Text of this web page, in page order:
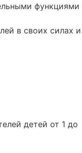
функциями
в своих силах и
детей от 1 до